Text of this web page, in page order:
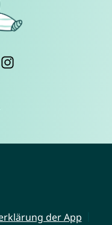
der App